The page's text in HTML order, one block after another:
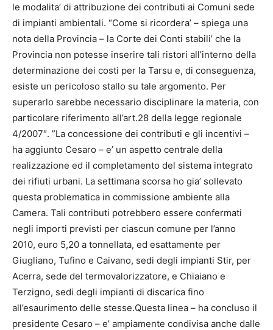
le modalita’ di attribuzione dei contributi ai Comuni sede
di impianti ambientali. “Come si ricordera’ – spiega una
nota della Provincia – la Corte dei Conti stabili’ che la
Provincia non potesse inserire tali ristori all’interno della
determinazione dei costi per la Tarsu e, di conseguenza,
esiste un pericoloso stallo su tale argomento. Per
superarlo sarebbe necessario disciplinare la materia, con
particolare riferimento all’art.28 della legge regionale
4/2007″. ”La concessione dei contributi e gli incentivi –
ha aggiunto Cesaro – e’ un aspetto centrale della
realizzazione ed il completamento del sistema integrato
dei rifiuti urbani. La settimana scorsa ho gia’ sollevato
questa problematica in commissione ambiente alla
Camera. Tali contributi potrebbero essere confermati
negli importi previsti per ciascun comune per l’anno
2010, euro 5,20 a tonnellata, ed esattamente per
Giugliano, Tufino e Caivano, sedi degli impianti Stir, per
Acerra, sede del termovalorizzatore, e Chiaiano e
Terzigno, sedi degli impianti di discarica fino
all’esaurimento delle stesse.Questa linea – ha concluso il
presidente Cesaro – e’ ampiamente condivisa anche dalle